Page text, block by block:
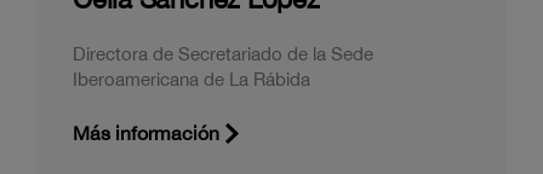
Directora de Secretariado de la Sede
Iberoamericana de La Rábida
Más información